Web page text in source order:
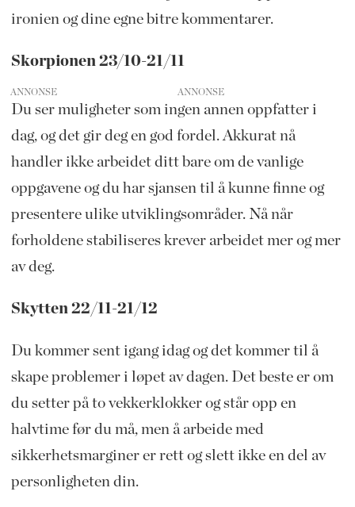
ironien og dine egne bitre kommentarer.
Skorpionen 23/10-21/11
ANNONSE
Du ser muligheter som ingen annen oppfatter i
dag, og det gir deg en god fordel. Akkurat nå
handler ikke arbeidet ditt bare om de vanlige
oppgavene og du har sjansen til å kunne finne og
presentere ulike utviklingsområder. Nå når
forholdene stabiliseres krever arbeidet mer og mer
av deg.
Skytten 22/11-21/12
Du kommer sent igang idag og det kommer til å
skape problemer i løpet av dagen. Det beste er om
du setter på to vekkerklokker og står opp en
halvtime før du må, men å arbeide med
sikkerhetsmarginer er rett og slett ikke en del av
personligheten din.